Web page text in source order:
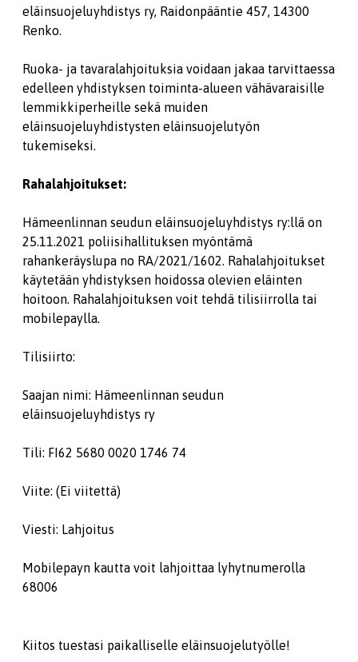
eläinsuojeluyhdistys ry, Raidonpääntie 457, 14300
Renko.
Ruoka- ja tavaralahjoituksia voidaan jakaa tarvittaessa
edelleen yhdistyksen toiminta-alueen vähävaraisille
lemmikkiperheille sekä muiden
eläinsuojeluyhdistysten eläinsuojelutyön
tukemiseksi.
Rahalahjoitukset:
Hämeenlinnan seudun eläinsuojeluyhdistys ry:llä on
25.11.2021 poliisihallituksen myöntämä
rahankeräyslupa no RA/2021/1602. Rahalahjoitukset
käytetään yhdistyksen hoidossa olevien eläinten
hoitoon. Rahalahjoituksen voit tehdä tilisiirrolla tai
mobilepaylla.
Tilisiirto:
Saajan nimi: Hämeenlinnan seudun
eläinsuojeluyhdistys ry
Tili: FI62 5680 0020 1746 74
Viite: (Ei viitettä)
Viesti: Lahjoitus
Mobilepayn kautta voit lahjoittaa lyhytnumerolla
68006
Kiitos tuestasi paikalliselle eläinsuojelutyölle!